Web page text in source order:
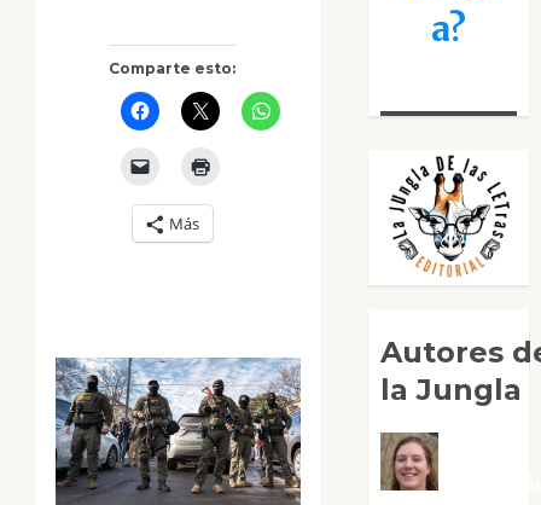
Comparte esto:
Más
a?
Autores
la Jungla